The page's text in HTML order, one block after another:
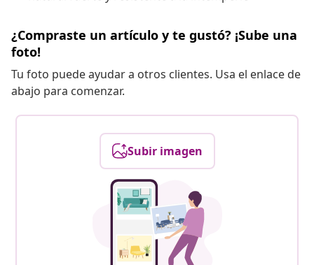
¿Compraste un artículo y te gustó? ¡Sube una
foto!
Tu foto puede ayudar a otros clientes. Usa el enlace de
abajo para comenzar.
Subir imagen